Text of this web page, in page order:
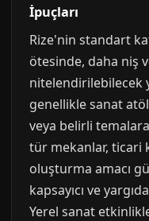
İpuçları
Rize'nin standart
ötesinde, daha niş
nitelendirilebilecek
genellikle sanat
veya belirli
tür mekanlar, ticari
oluşturma amacı
kapsayıcı ve
Yerel sanat